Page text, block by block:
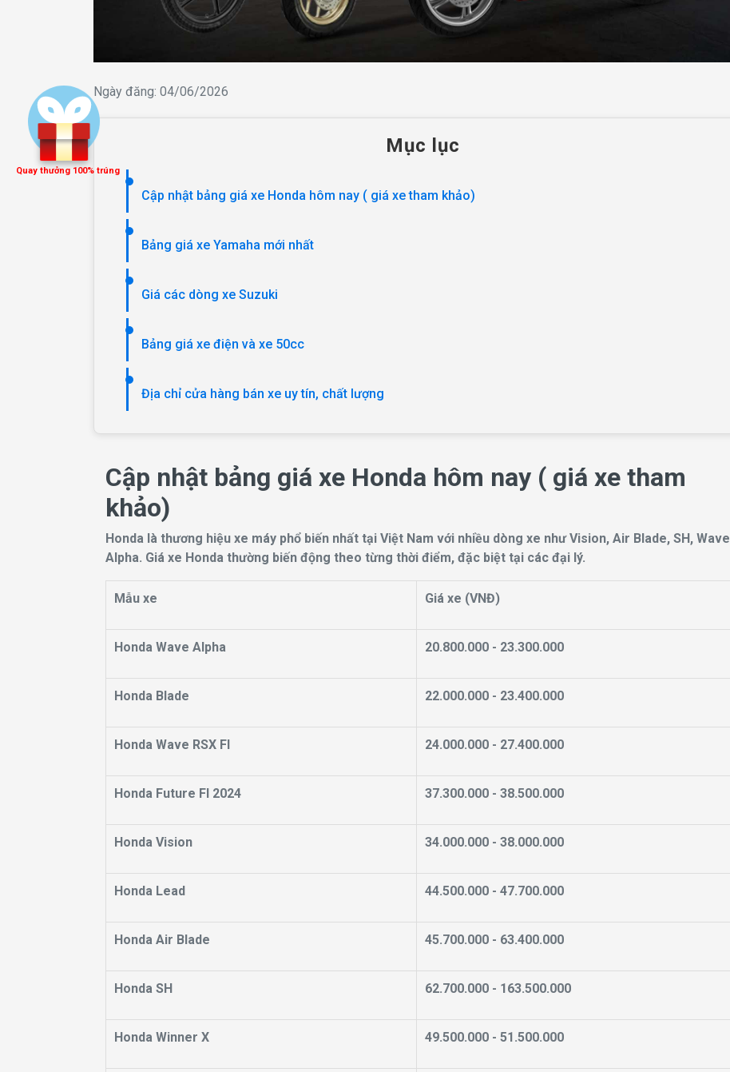
Ngày đăng: 04/06/2026
Mục lục
Cập nhật bảng giá xe Honda hôm nay ( giá xe tham khảo)
Bảng giá xe Yamaha mới nhất
Giá các dòng xe Suzuki
Bảng giá xe điện và xe 50cc
Địa chỉ cửa hàng bán xe uy tín, chất lượng
Cập nhật bảng giá xe Honda hôm nay ( giá xe tham
khảo)
Honda là thương hiệu xe máy phổ biến nhất tại Việt Nam với nhiều dòng xe như Vision, Air Blade, SH, Wave
Alpha. Giá xe Honda thường biến động theo từng thời điểm, đặc biệt tại các đại lý.
Mẫu xe Giá xe (VNĐ)
Honda Wave Alpha 20.800.000 - 23.300.000
Honda Blade 22.000.000 - 23.400.000
Honda Wave RSX FI 24.000.000 - 27.400.000
Honda Future FI 2024 37.300.000 - 38.500.000
Honda Vision 34.000.000 - 38.000.000
Honda Lead 44.500.000 - 47.700.000
Honda Air Blade 45.700.000 - 63.400.000
Honda SH 62.700.000 - 163.500.000
Honda Winner X 49.500.000 - 51.500.000
Quay thưởng 100% trúng